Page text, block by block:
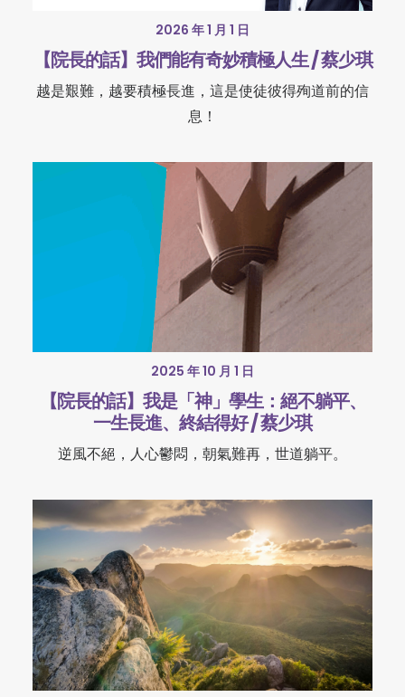
2026 年 1 月 1 日
【院長的話】我們能有奇妙積極人生 / 蔡少琪
越是艱難，越要積極長進，這是使徒彼得殉道前的信
息！
2025 年 10 月 1 日
【院長的話】我是「神」學生：絕不躺平、
一生長進、終結得好 / 蔡少琪
逆風不絕，人心鬱悶，朝氣難再，世道躺平。